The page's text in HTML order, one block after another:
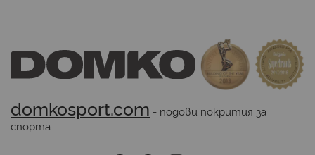
domkosport.com - подови покрития за
спорта